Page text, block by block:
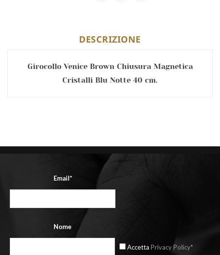
DESCRIZIONE
Girocollo Venice Brown Chiusura Magnetica
Cristalli Blu Notte 40 cm.
Email*
Nome
Accetta Privacy Policy*